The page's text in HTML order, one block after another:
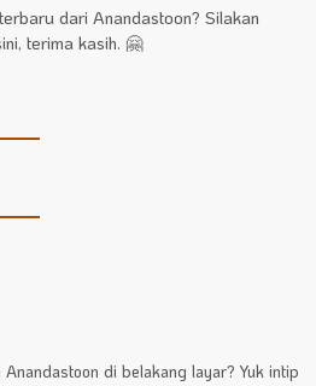
dari Anandastoon? Silakan
terima kasih. 🤗
di belakang layar? Yuk intip